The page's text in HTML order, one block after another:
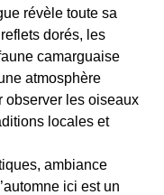
révè le toute sa
reflets dorés, les
une camarguaise
atmosphère
observer les oiseaux
locales et
ambiance
ici estun